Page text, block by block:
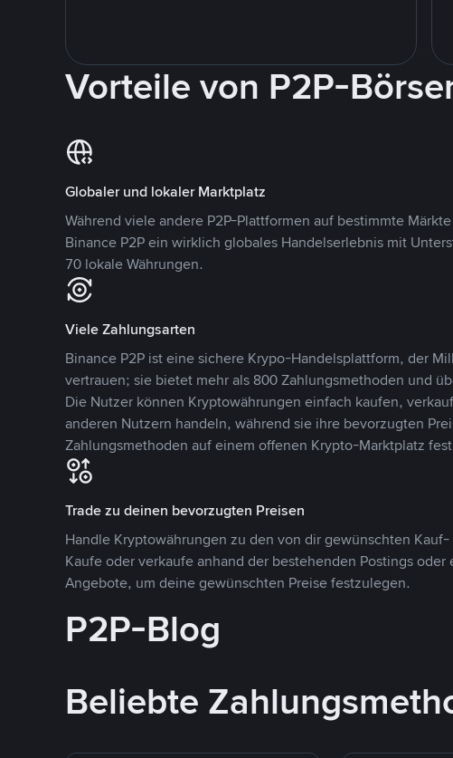
Vorteile von P2P-
Globaler und lokaler Marktplatz
Während viele andere P2P-Plattformen auf bestimmte
Binance P2P ein wirklich globales Handelserlebnis mit
70 lokale Währungen.
Viele Zahlungsarten
Binance P2P ist eine sichere Krypo-Handelsplattform, der
vertrauen; sie bietet mehr als 800 Zahlungsmethoden und
Die Nutzer können Kryptowährungen einfach kaufen,
anderen Nutzern handeln, während sie ihre bevorzugten
Zahlungsmethoden auf einem offenen Krypto-Marktplatz
Trade zu deinen bevorzugten Preisen
Handle Kryptowährungen zu den von dir gewünschten
Kaufe oder verkaufe anhand der bestehenden Postings
Angebote, um deine gewünschten Preise festzulegen.
P2P-Blog
Beliebte